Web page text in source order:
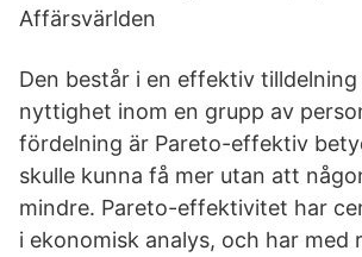
Affärsvärlden
Den består i en effektiv tilldelning
nyttighet inom en grupp av
fördelning är Pareto-effektiv
skulle kunna få mer utan att
mindre. Pareto-effektivitet har
i ekonomisk analys, och har med